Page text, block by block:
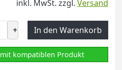
inkl. MwSt. zzgl. Versand
+ In den Warenkorb
mit kompatiblen Produkt